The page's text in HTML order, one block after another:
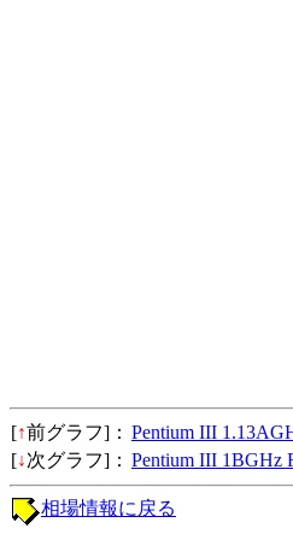
[↑前グラフ]： Pentium III
[↓次グラフ]： Pentium III 1BGHz
相場情報に戻る